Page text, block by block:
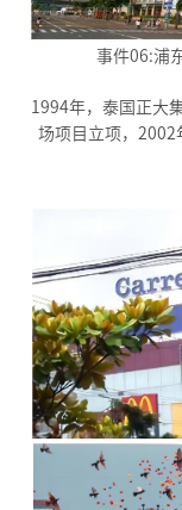
事件06:浦
1994年，泰国正大
场项目立项，2002